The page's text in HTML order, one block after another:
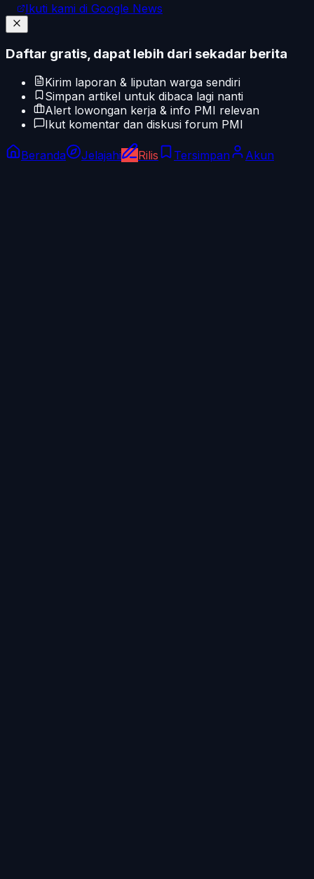
Ikuti kami di Google News
Daftar gratis, dapat lebih dari sekadar berita
Kirim laporan & liputan warga sendiri
Simpan artikel untuk dibaca lagi nanti
Alert lowongan kerja & info PMI relevan
Ikut komentar dan diskusi forum PMI
Beranda Jelajahi Rilis Tersimpan Akun